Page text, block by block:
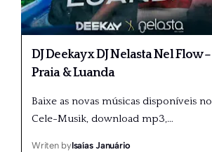
DJ Deekay x DJ Nelasta Nel Flow –
Praia & Luanda
Baixe as novas músicas disponíveis no
Cele-Musik, download mp3,…
Writen byIsaías Januário